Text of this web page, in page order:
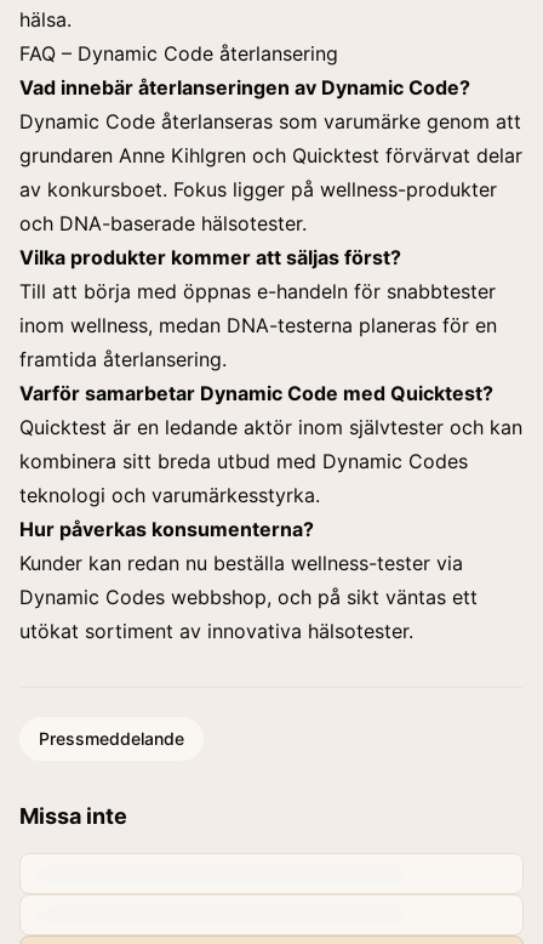
hälsa.
FAQ – Dynamic Code återlansering
Vad innebär återlanseringen av Dynamic Code?
Dynamic Code återlanseras som varumärke genom att
grundaren Anne Kihlgren och Quicktest förvärvat delar
av konkursboet. Fokus ligger på wellness-produkter
och DNA-baserade hälsotester.
Vilka produkter kommer att säljas först?
Till att börja med öppnas e-handeln för snabbtester
inom wellness, medan DNA-testerna planeras för en
framtida återlansering.
Varför samarbetar Dynamic Code med Quicktest?
Quicktest är en ledande aktör inom självtester och kan
kombinera sitt breda utbud med Dynamic Codes
teknologi och varumärkesstyrka.
Hur påverkas konsumenterna?
Kunder kan redan nu beställa wellness-tester via
Dynamic Codes webbshop, och på sikt väntas ett
utökat sortiment av innovativa hälsotester.
Pressmeddelande
Missa inte